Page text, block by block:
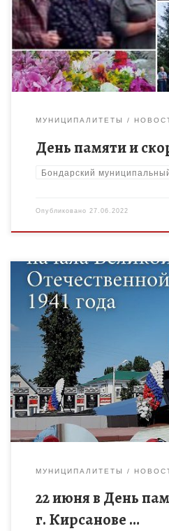
четыре года. К.Симонов 22 […]
МУНИЦИПАЛИТЕТЫ
День памяти и
Бондарский
Опубликовано 27.06.2022
22 июня в День памяти и скорби
по пулевой стрельбе из
посвященный памяти начала
1941 […]
МУНИЦИПАЛИТЕТЫ
22 июня в День
г. Кирсанове …